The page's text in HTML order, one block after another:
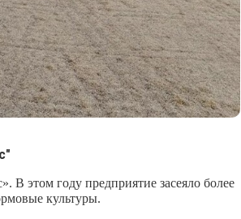
В этом году предприятие засеяло более
культуры.